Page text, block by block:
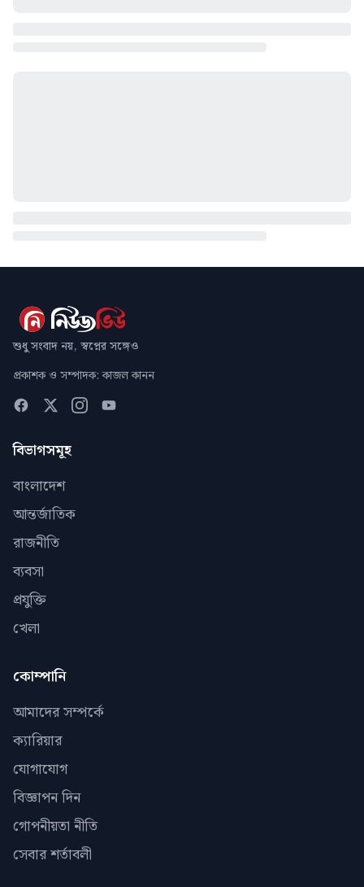
শুধু সংবাদ নয়, স্বপ্নের সঙ্গেও
প্রকাশক ও সম্পাদক: কাজল কানন
বিভাগসমূহ
বাংলাদেশ
আন্তর্জাতিক
রাজনীতি
ব্যবসা
প্রযুক্তি
খেলা
কোম্পানি
আমাদের সম্পর্কে
ক্যারিয়ার
যোগাযোগ
বিজ্ঞাপন দিন
গোপনীয়তা নীতি
সেবার শর্তাবলী